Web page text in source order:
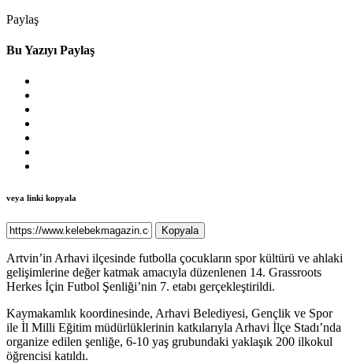
Paylaş
Bu Yazıyı Paylaş
veya linki kopyala
Kopyala
Artvin’in Arhavi ilçesinde futbolla çocukların spor kültürü ve ahlaki
gelişimlerine değer katmak amacıyla düzenlenen 14. Grassroots
Herkes İçin Futbol Şenliği’nin 7. etabı gerçekleştirildi.
Kaymakamlık koordinesinde, Arhavi Belediyesi, Gençlik ve Spor
ile İl Milli Eğitim müdürlüklerinin katkılarıyla Arhavi İlçe Stadı’nda
organize edilen şenliğe, 6-10 yaş grubundaki yaklaşık 200 ilkokul
öğrencisi katıldı.